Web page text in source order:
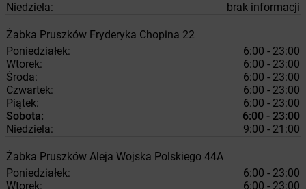
Niedziela:
brak informacji
Żabka Pruszków Fryderyka Chopina 22
Poniedziałek:
6:00 - 23:00
Wtorek:
6:00 - 23:00
Środa:
6:00 - 23:00
Czwartek:
6:00 - 23:00
Piątek:
6:00 - 23:00
Sobota:
6:00 - 23:00
Niedziela:
9:00 - 21:00
Żabka Pruszków Aleja Wojska Polskiego 44A
Poniedziałek:
6:00 - 23:00
Wtorek:
6:00 - 23:00